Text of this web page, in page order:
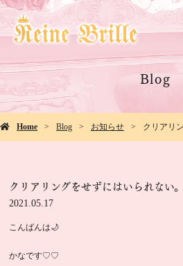
Blog
Home Blog お知らせ クリアリ
クリアリングをせずにはいられない。
2021.05.17
こんばんは🌙
かなです♡♡